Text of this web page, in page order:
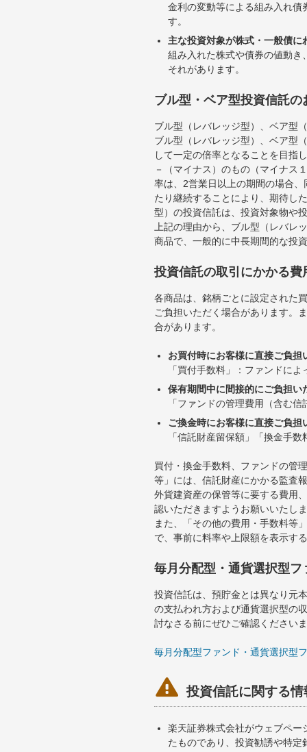
金利の変動等による組み入れ
す。
主な投資対象が株式・一般債
組み入れた株式や債券の値動
それがあります。
ブル型・ベア型投資信託
ブル型（レバレッジ型）、ベア型
ブル型（レバレッジ型）、ベア型
して一定の倍率となることを目指
－（マイナス）のもの（マイナス
率は、2営業日以上の期間の場合
たり継続することにより、期待し
型）の投資信託は、投資対象物や
上記の理由から、ブル型（レバレ
商品で、一般的に中長期間的な投
投資信託の取引にかかる費
各商品は、銘柄ごとに設定された
ご負担いただく場合があります。
合があります。
お買付時にお客様に直接ご負担
「買付手数料」：ファンドに
保有期間中に間接的にご負担い
「ファンドの管理費用（含む
ご換金時にお客様に直接ご負担
「信託財産留保額」「換金手
買付・換金手数料、ファンドの管
等」には、信託財産にかかる監査
外貨建資産の保管等に要する費用
認いただきますようお願いいたし
また、「その他の費用・手数料等
で、事前に料率や上限額を表示す
毎月分配型・通貨選択型
投資信託は、預貯金とは異なり元
の支払われ方および通貨選択型の
討なさる前にぜひご確認ください
毎月分配型ファンド・通貨選択型
 投資信託に関する
楽天証券株式会社がウェブペ
たものであり、投資勧誘や特